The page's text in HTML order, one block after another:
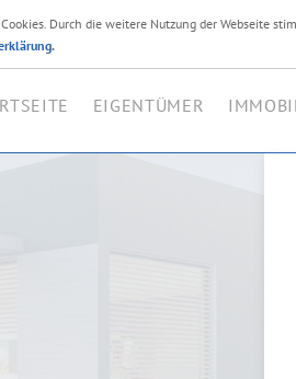
Ihr Immobilienmakler
EIGENTÜMER
Durch die weitere Nutzung der Webseite
.